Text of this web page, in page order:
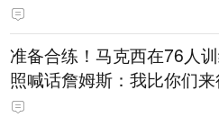
准备合练！马克西在76人
照喊话詹姆斯：我比你们